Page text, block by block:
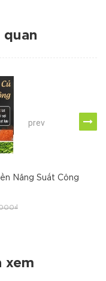
quan
Năng Suất Công
prev
xem